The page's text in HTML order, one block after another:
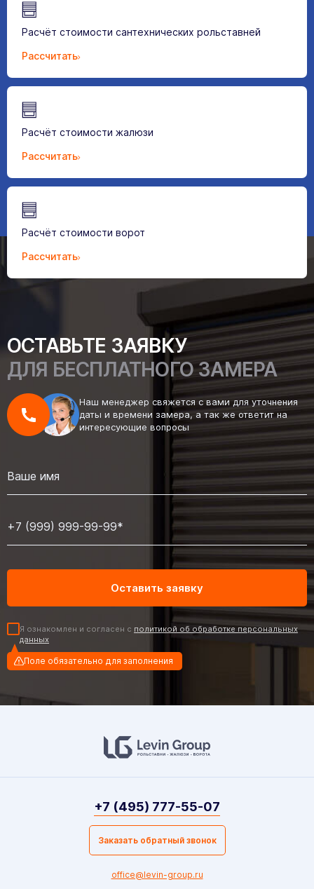
Расчёт стоимости сантехнических рольставней
Рассчитать
Расчёт стоимости жалюзи
Рассчитать
Расчёт стоимости ворот
Рассчитать
ОСТАВЬТЕ ЗАЯВКУ
ДЛЯ БЕСПЛАТНОГО ЗАМЕРА
Наш менеджер свяжется с вами для уточнения
даты и времени замера, а так же ответит на
интересующие вопросы
Я ознакомлен и согласен с политикой об обработке персональных
данных
Поле обязательно для заполнения
+7 (495) 777-55-07
Заказать обратный звонок
office@levin-group.ru